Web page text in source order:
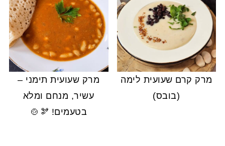
מרק קרם שעועית לימה
(בובס)
מרק שעועית תימני –
עשיר, מנחם ומלא
בטעמים! 🫘🍲